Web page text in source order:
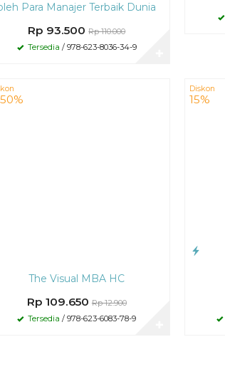
Para Manajer Terbaik Dunia
Rp 93.500 Rp 110.000
Tersedia / 978-623-8036-34-9
The Visual MBA HC
Rp 109.650 Rp 12.900
Tersedia / 978-623-6083-78-9
Diskon
15%